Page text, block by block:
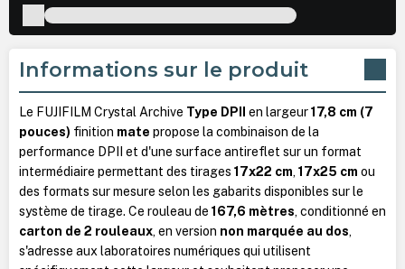
Informations sur le produit
Le FUJIFILM Crystal Archive Type DPII en largeur17,8 cm (7
pouces) finition mate propose la combinaison de la
performance DPII et d'une surface antireflet sur un format
intermédiaire permettant des tirages 17x22 cm, 17x25 cm ou
des formats sur mesure selon les gabarits disponibles sur le
système de tirage. Ce rouleau de 167,6 mètres, conditionné en
carton de 2 rouleaux, en version non marquée au dos,
s'adresse aux laboratoires numériques qui utilisent